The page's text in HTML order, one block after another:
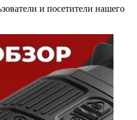
и посетители нашего